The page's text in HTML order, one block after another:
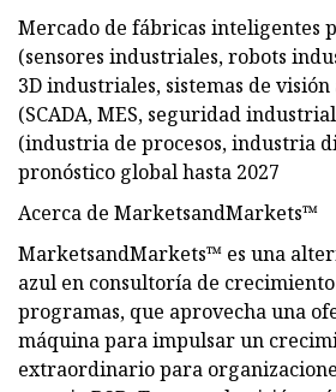
Mercado de fábricas inteligentes
(sensores industriales, robots
3D industriales, sistemas de
(SCADA, MES, seguridad
(industria de procesos, industria
pronóstico global hasta 2027
Acerca de MarketsandMarkets™
MarketsandMarkets™ es una
azul en consultoría de
programas, que aprovecha una
máquina para impulsar un
extraordinario para